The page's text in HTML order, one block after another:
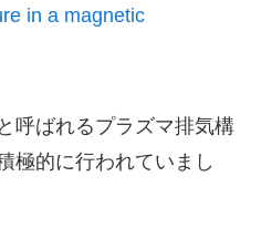
in a magnetic
呼ばれるプラズマ排気構
極的に行われていまし